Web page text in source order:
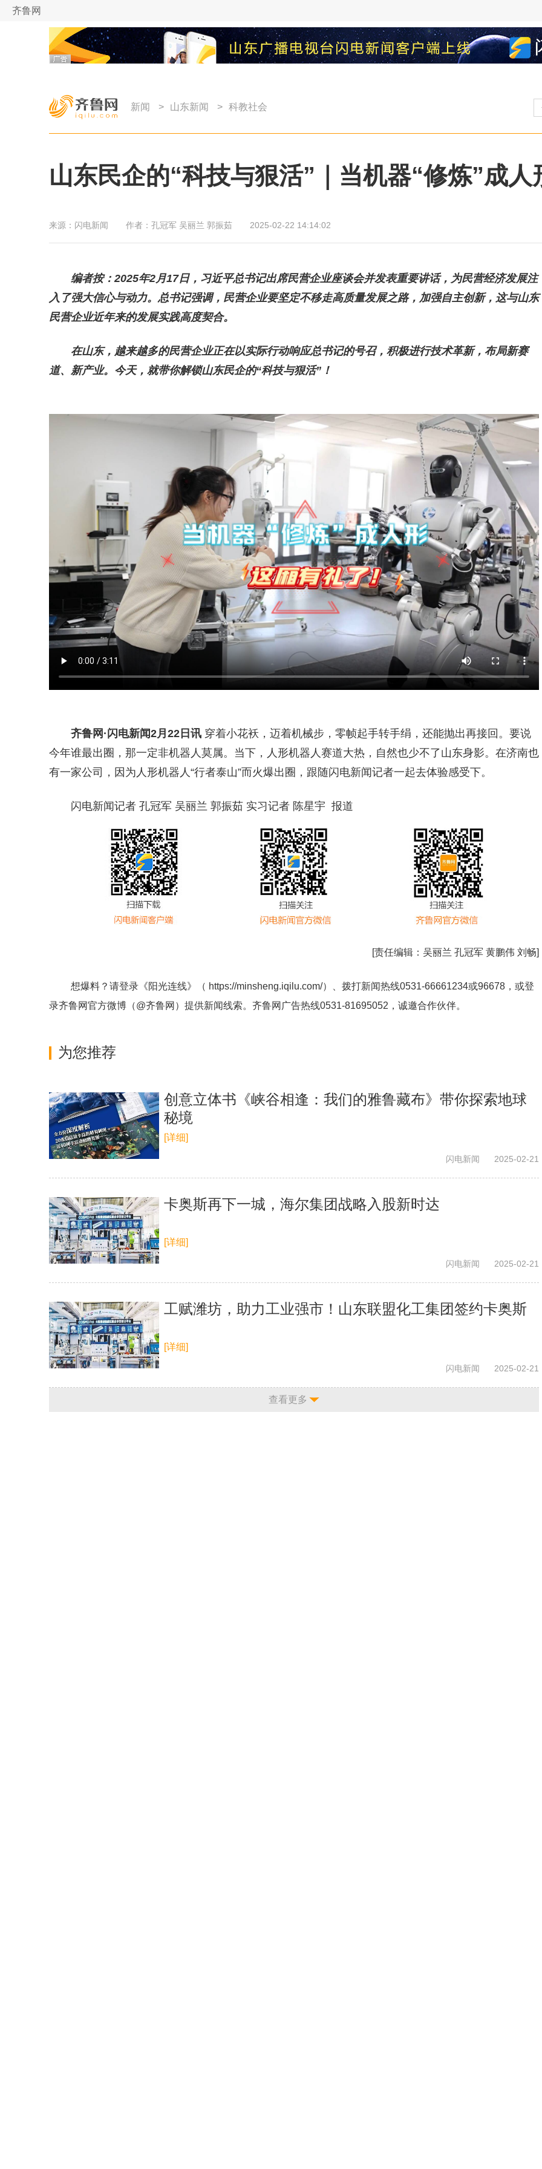
齐鲁网
新闻 > 山东新闻 > 科教社会
山东民企的“科技与狠活”｜当机器“修炼”成
来源： 闪电新闻 作者： 孔冠军 吴丽兰 郭振茹 2025-02-22 14:14:02
编者按：2025年2月17日，习近平总书记出席民营企业座谈会并发表重要讲话，为民营经济发展注
入了强大信心与动力。总书记强调，民营企业要坚定不移走高质量发展之路，加强自主创新，这与山东
民营企业近年来的发展实践高度契合。
在山东，越来越多的民营企业正在以实际行动响应总书记的号召，积极进行技术革新，布局新赛
道、新产业。今天，就带你解锁山东民企的“科技与狠活”！
齐鲁网 ·闪电新闻2月22日讯穿着小花袄，迈着机械步，零帧起手转手绢，还能抛出再接回。要说
今年谁最出圈，那一定非机器人莫属。当下，人形机器人赛道大热，自然也少不了山东身影。在济南也
有一家公司，因为人形机器人“行者泰山”而火爆出圈，跟随闪电新闻记者一起去体验感受下。
闪电新闻记者 孔冠军 吴丽兰 郭振茹 实习记者 陈星宇 报道
[责任编辑： 吴丽兰 孔冠军 黄鹏伟 刘畅]
想爆料？请登录《阳光连线》（ https://minsheng.iqilu.com/）、拨打新闻热线0531-66661234或96678，或登
录齐鲁网官方微博（@齐鲁网 ）提供新闻线索。齐鲁网广告热线0531-81695052 ，诚邀合作伙伴。
为您推荐
创意立体书《峡谷相逢：我们的雅鲁藏布》带你探索地球
秘境
[详细]
闪电新闻 2025-02-21
卡奥斯再下一城，海尔集团战略入股新时达
[详细]
闪电新闻 2025-02-21
工赋潍坊，助力工业强市！山东联盟化工集团签约卡奥斯
[详细]
闪电新闻 2025-02-21
查看更多